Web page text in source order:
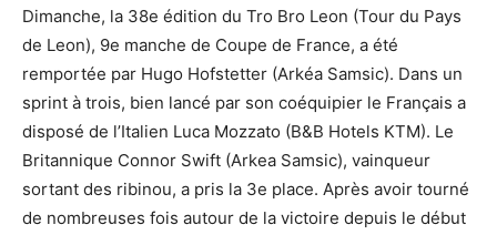
Dimanche, la 38e édition du Tro Bro Leon (Tour du Pays
de Leon), 9e manche de Coupe de France, a été
remportée par Hugo Hofstetter (Arkéa Samsic). Dans un
sprint à trois, bien lancé par son coéquipier le Français a
disposé de l’Italien Luca Mozzato (B&B Hotels KTM). Le
Britannique Connor Swift (Arkea Samsic), vainqueur
sortant des ribinou, a pris la 3e place. Après avoir tourné
de nombreuses fois autour de la victoire depuis le début